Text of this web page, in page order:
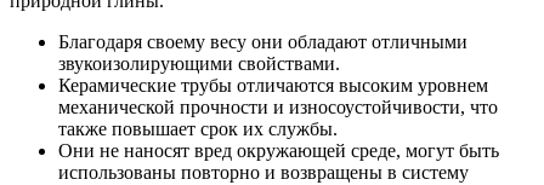
Благодаря своему весу они обладают отличными
звукоизолирующими свойствами.
Керамические трубы отличаются высоким уровнем
механической прочности и износоустойчивости, что
также повышает срок их службы.
Они не наносят вред окружающей среде, могут быть
использованы повторно и возвращены в систему